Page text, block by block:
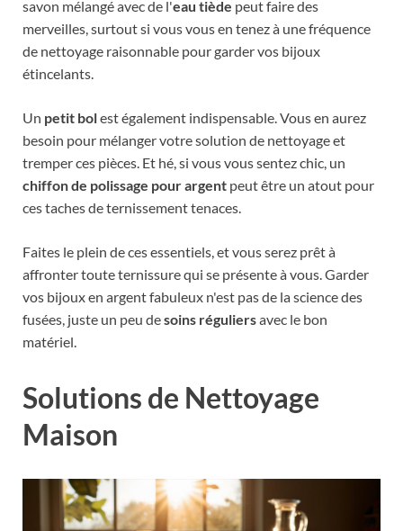
savon mélangé avec de l'eau tiède peut faire des
merveilles, surtout si vous vous en tenez à une fréquence
de nettoyage raisonnable pour garder vos bijoux
étincelants.
Un petit bolest également indispensable. Vous en aurez
besoin pour mélanger votre solution de nettoyage et
tremper ces pièces. Et hé, si vous vous sentez chic, un
chiffon de polissage pour argent peut être un atout pour
ces taches de ternissement tenaces.
Faites le plein de ces essentiels, et vous serez prêt à
affronter toute ternissure qui se présente à vous. Garder
vos bijoux en argent fabuleux n'est pas de la science des
fusées, juste un peu desoins réguliersavec le bon
matériel.
Solutions de Nettoyage
Maison